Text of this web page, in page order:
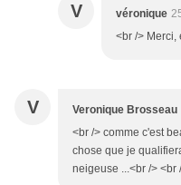
V véronique
<br /> Merci,
V Veronique Brosseau
<br /> comme c'est
chose que je
neigeuse ...<br /> <br